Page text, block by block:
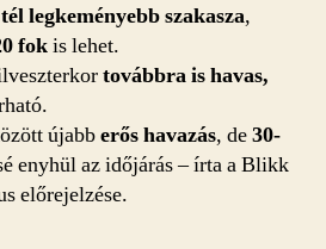
legkeményebb szakasza,
fokis lehet.
továbbra is havas,
újabberős havazás, de30-
enyhül az időjárás – írta a Blikk
előrejelzése.